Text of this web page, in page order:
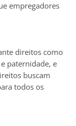
empregadores
direitos como
e paternidade, e
buscam
todos os